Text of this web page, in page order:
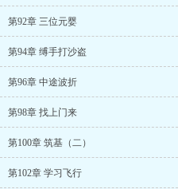
第92章 三位元婴
第94章 缚手打沙盗
第96章 中途波折
第98章 找上门来
第100章 筑基（二）
第102章 学习飞行